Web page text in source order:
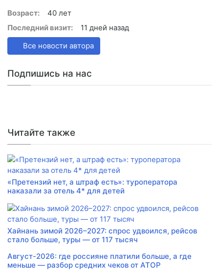
Возраст:
40 лет
Последний визит:
11 дней назад
Все новости автора
Подпишись на нас
Читайте также
«Претензий нет, а штраф есть»: туроператора
наказали за отель 4* для детей
Хайнань зимой 2026–2027: спрос удвоился, рейсов
стало больше, туры — от 117 тысяч
Август-2026: где россияне платили больше, а где
меньше — разбор средних чеков от АТОР